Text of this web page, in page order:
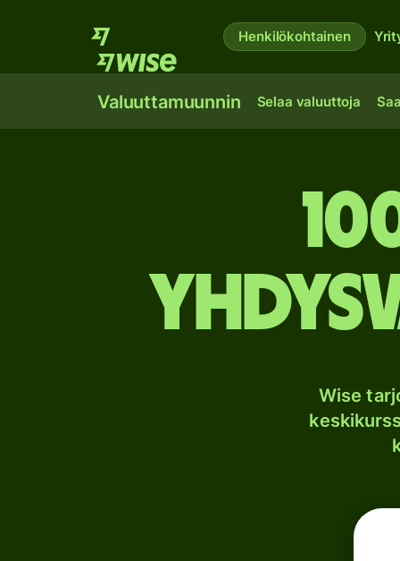
Henkilökohtainen
Valuuttamuunnin Selaa valuuttoja
Wise